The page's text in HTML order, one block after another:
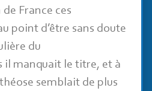
France ces
point d’être sans doute
du
il manquait le titre, et à
semblait de plus